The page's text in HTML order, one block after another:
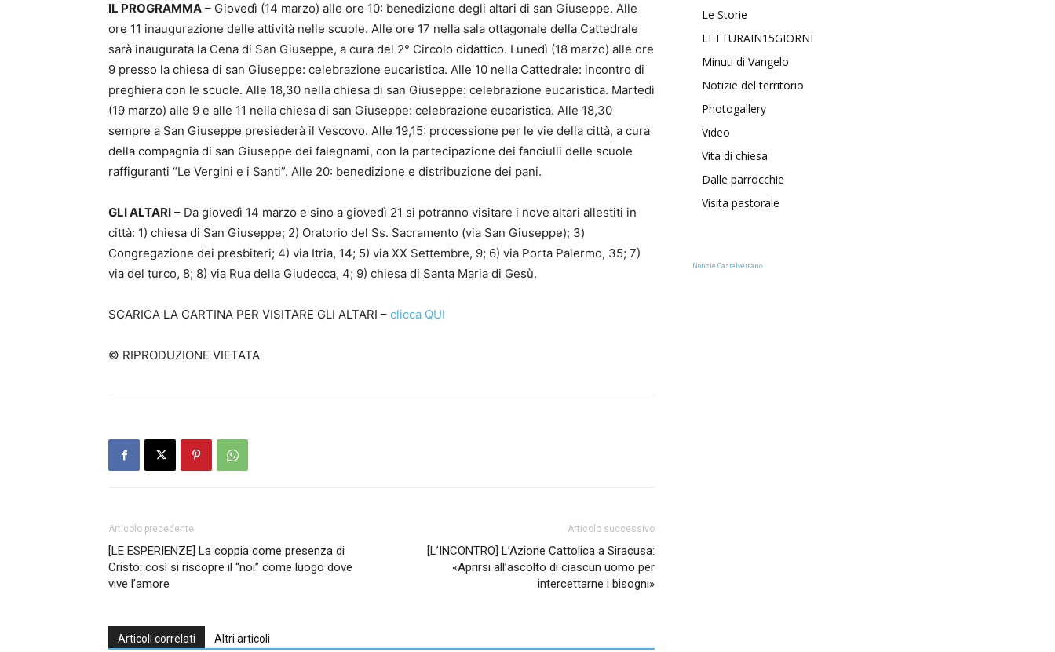
IL PROGRAMMA – Giovedì (14 marzo) alle ore 10: benedizione degli altari di san Giuseppe. Alle
ore 11 inaugurazione delle attività nelle scuole. Alle ore 17 nella sala ottagonale della Cattedrale
sarà inaugurata la Cena di San Giuseppe, a cura del 2° Circolo didattico. Lunedì (18 marzo) alle ore
9 presso la chiesa di san Giuseppe: celebrazione eucaristica. Alle 10 nella Cattedrale: incontro di
preghiera con le scuole. Alle 18,30 nella chiesa di san Giuseppe: celebrazione eucaristica. Martedì
(19 marzo) alle 9 e alle 11 nella chiesa di san Giuseppe: celebrazione eucaristica. Alle 18,30
sempre a San Giuseppe presiederà il Vescovo. Alle 19,15: processione per le vie della città, a cura
della compagnia di san Giuseppe dei falegnami, con la partecipazione dei fanciulli delle scuole
raffiguranti “Le Vergini e i Santi”. Alle 20: benedizione e distribuzione dei pani.
GLI ALTARI – Da giovedì 14 marzo e sino a giovedì 21 si potranno visitare i nove altari allestiti in
città: 1) chiesa di San Giuseppe; 2) Oratorio del Ss. Sacramento (via San Giuseppe); 3)
Congregazione dei presbiteri; 4) via Itria, 14; 5) via XX Settembre, 9; 6) via Porta Palermo, 35; 7)
via del turco, 8; 8) via Rua della Giudecca, 4; 9) chiesa di Santa Maria di Gesù.
SCARICA LA CARTINA PER VISITARE GLI ALTARI – clicca QUI
© RIPRODUZIONE VIETATA
Articolo precedente
[LE ESPERIENZE] La coppia come presenza di
Cristo: così si riscopre il “noi” come luogo dove
vive l’amore
Articolo successivo
[L’INCONTRO] L’Azione Cattolica a Siracusa:
«Aprirsi all’ascolto di ciascun uomo per
intercettarne i bisogni»
Articoli correlati Altri articoli
Le Storie
LETTURAIN15GIORNI
Minuti di Vangelo
Notizie del territorio
Photogallery
Video
Vita di chiesa
Dalle parrocchie
Visita pastorale
Notizie Castelvetrano